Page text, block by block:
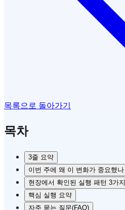
목록으로 돌아가기
목차
3줄 요약
이번 주에 왜 이 변화가 중요했나
현장에서 확인된 실행 패턴 3가지
핵심 실행 요약
자주 묻는 질문(FAQ)